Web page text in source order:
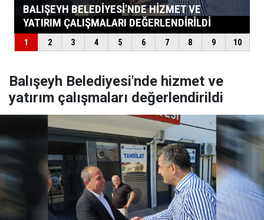
Balışeyh Belediyesi'nde hizmet ve
yatırım çalışmaları değerlendirildi